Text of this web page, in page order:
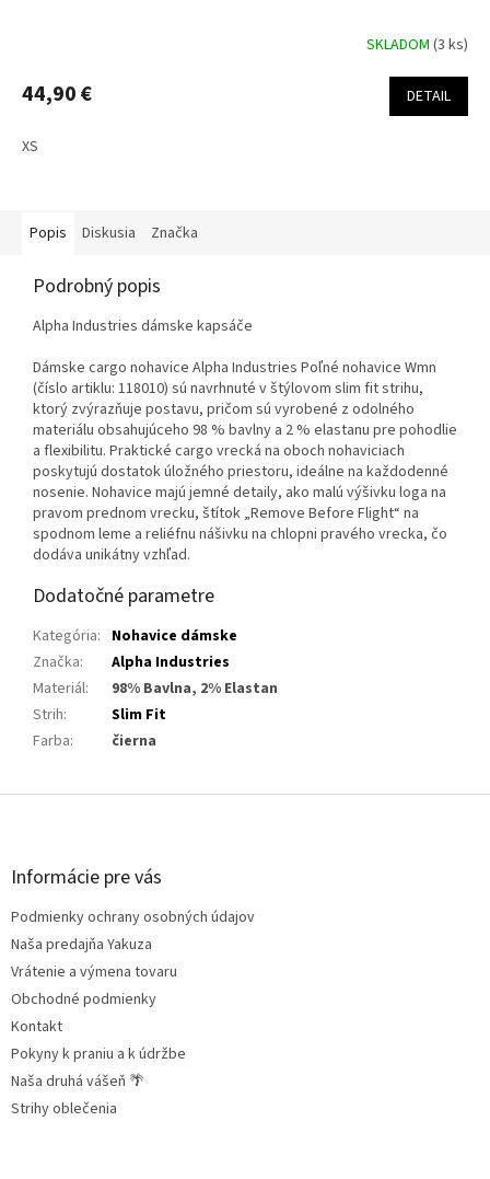
SKLADOM (3 ks)
44,90 € DETAIL
XS
Popis Diskusia Značka
Podrobný popis
Alpha Industries dámske kapsáče
Dámske cargo nohavice Alpha Industries Poľné nohavice Wmn
(číslo artiklu: 118010) sú navrhnuté v štýlovom slim fit strihu,
ktorý zvýrazňuje postavu, pričom sú vyrobené z odolného
materiálu obsahujúceho 98 % bavlny a 2 % elastanu pre pohodlie
a flexibilitu. Praktické cargo vrecká na oboch nohaviciach
poskytujú dostatok úložného priestoru, ideálne na každodenné
nosenie. Nohavice majú jemné detaily, ako malú výšivku loga na
pravom prednom vrecku, štítok „Remove Before Flight“ na
spodnom leme a reliéfnu nášivku na chlopni pravého vrecka, čo
dodáva unikátny vzhľad.
Dodatočné parametre
Kategória: Nohavice dámske
Značka:
Alpha Industries
Materiál:
98% Bavlna, 2% Elastan
Strih:
Slim Fit
Farba: čierna
Z
Informácie pre vás
Podmienky ochrany osobných údajov
Naša predajňa Yakuza
Vrátenie a výmena tovaru
Obchodné podmienky
Kontakt
Pokyny k praniu a k údržbe
Naša druhá vášeň 🌴
Strihy oblečenia